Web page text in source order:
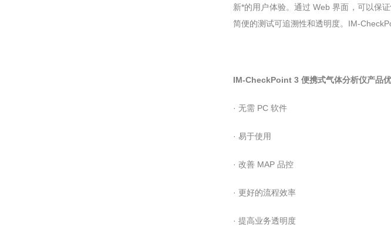
新*的用户体验。通过 Web 界面，可以
简便的测试可追溯性和透明度。IM-
IM-CheckPoint 3 便携式气体分析仪产品优点
· 无需 PC 软件
· 易于使用
· 改善 MAP 品控
· 更好的流程效率
· 提高业务透明度